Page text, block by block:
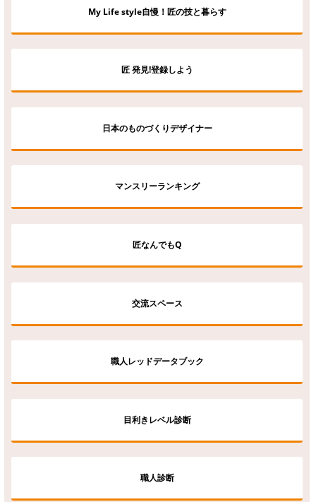
My Life style自慢！匠の技と暮らす
匠 発見!登録しよう
日本のものづくりデザイナー
マンスリーランキング
匠なんでもQ
交流スペース
職人レッドデータブック
目利きレベル診断
職人診断